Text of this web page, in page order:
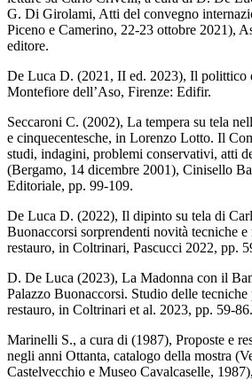
G. Di Girolami, Atti del convegno
Piceno e Camerino, 22-23 ottobre 2021),
editore.
De Luca D. (2021, II ed. 2023), Il polittico
Montefiore dell’Aso, Firenze: Edifir.
Seccaroni C. (2002), La tempera su tela
e cinquecentesche, in Lorenzo Lotto. Il
studi, indagini, problemi conservativi, atti
(Bergamo, 14 dicembre 2001), Cinisello
Editoriale, pp. 99-109.
De Luca D. (2022), Il dipinto su tela di
Buonaccorsi sorprendenti novità tecniche e
restauro, in Coltrinari, Pascucci 2022, pp.
D. De Luca (2023), La Madonna con il
Palazzo Buonaccorsi. Studio delle
restauro, in Coltrinari et al. 2023, pp. 59-86.
Marinelli S., a cura di (1987), Proposte e
negli anni Ottanta, catalogo della mostra
Castelvecchio e Museo Cavalcaselle,